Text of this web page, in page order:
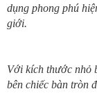
dụng phong phú
giới.
Với kích thước nhỏ
bên chiếc bàn tròn